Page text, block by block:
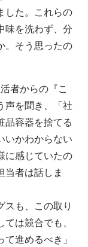
した。これらの
味を洗わず、分
。そう思ったの
者からの『こ
声を聞き、「社
品容器を捨てる
いかわからない
に感じていたの
当者は話しま
スも、この取り
は競合でも、
進めるべき」